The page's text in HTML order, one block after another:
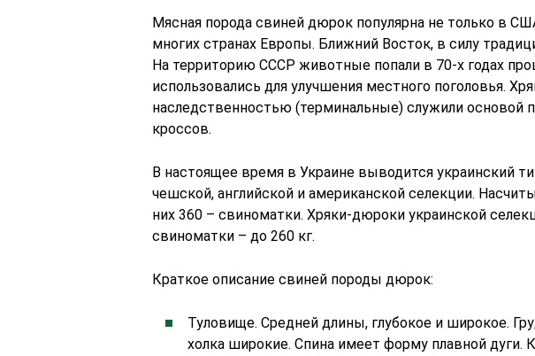
Мясная порода свиней дюрок популярна не только в
многих странах Европы. Ближний Восток, в силу
На территорию СССР животные попали в 70-х годах
использовались для улучшения местного поголовья.
наследственностью (терминальные) служили
кроссов.
В настоящее время в Украине выводится украинский
чешской, английской и американской селекции.
них 360 – свиноматки. Хряки-дюроки украинской
свиноматки – до 260 кг.
Краткое описание свиней породы дюрок:
Туловище. Средней длины, глубокое и широкое.
холка широкие. Спина имеет форму плавной дуги.